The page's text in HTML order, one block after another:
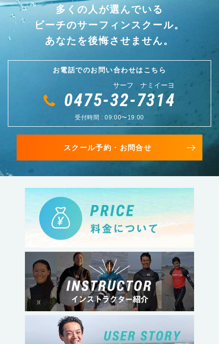
多くの人が選んでいる
ビーチのサーフィンスクール。
あなたを後悔させません。
お電話でのお問い合わせはこちら
サーフ ナミイーヨ
0475-32-7314
受付時間 : 09:00〜19:00
スクール予約・お問合せ